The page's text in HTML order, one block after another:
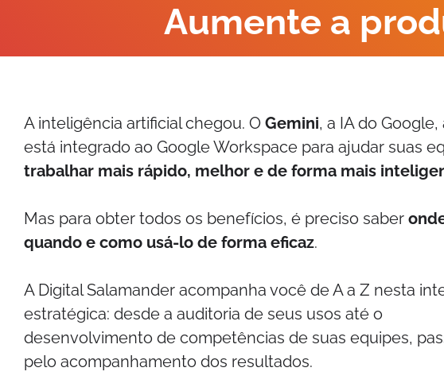
Aumente a
A inteligência artificial chegou. O Gemini, a IA do Google,
está integrado ao Google Workspace para ajudar suas
trabalhar mais rápido, melhor e de forma mais
Mas para obter todos os benefícios, é preciso saber
quando e como usá-lo de forma eficaz.
A Digital Salamander acompanha você de A a Z nesta
estratégica: desde a auditoria de seus usos até o
desenvolvimento de competências de suas equipes,
pelo acompanhamento dos resultados.